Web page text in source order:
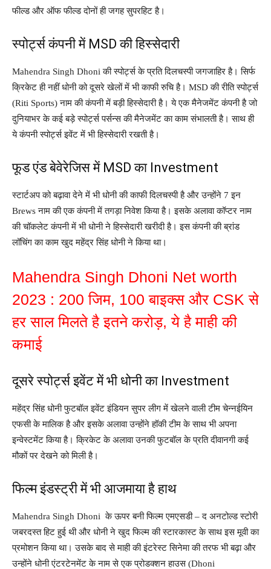
फील्ड और ऑफ फील्ड दोनों ही जगह सुपरहिट है।
स्पोर्ट्स कंपनी में MSD की हिस्सेदारी
Mahendra Singh Dhoni की स्पोर्ट्स के प्रति दिलचस्पी जगजाहिर है। सिर्फ
क्रिकेट ही नहीं धोनी को दूसरे खेलों में भी काफी रुचि है। MSD की रीति स्पोर्ट्स
(Riti Sports) नाम की कंपनी में बड़ी हिस्सेदारी है। ये एक मैनेजमेंट कंपनी है जो
दुनियाभर के कई बड़े स्पोर्ट्स पर्सन्स की मैनेजमेंट का काम संभालती है। साथ ही
ये कंपनी स्पोर्ट्स इवेंट में भी हिस्सेदारी रखती है।
फूड एंड बेवेरेजिस में MSD का Investment
स्टार्टअप को बढ़ावा देने में भी धोनी की काफी दिलचस्पी है और उन्होंने 7 इन
Brews नाम की एक कंपनी में तगड़ा निवेश किया है। इसके अलावा कॉप्टर नाम
की चॉकलेट कंपनी में भी धोनी ने हिस्सेदारी खरीदी है। इस कंपनी की ब्रांड
लॉचिंग का काम खुद महेंद्र सिंह धोनी ने किया था।
Mahendra Singh Dhoni Net worth
2023 : 200 जिम, 100 बाइक्स और CSK से
हर साल मिलते है इतने करोड़, ये है माही की
कमाई
दूसरे स्पोर्ट्स इवेंट में भी धोनी का Investment
महेंद्र सिंह धोनी फुटबॉल इवेंट इंडियन सुपर लीग में खेलने वाली टीम चेन्नईयिन
एफसी के मालिक है और इसके अलावा उन्होंने हॉकी टीम के साथ भी अपना
इन्वेस्टमेंट किया है। क्रिकेट के अलावा उनकी फुटबॉल के प्रति दीवानगी कई
मौकों पर देखने को मिली है।
फिल्म इंडस्ट्री में भी आजमाया है हाथ
Mahendra Singh Dhoni के ऊपर बनी फिल्म एमएसडी – द अनटोल्ड स्टोरी
जबरदस्त हिट हुई थी और धोनी ने खुद फिल्म की स्टारकास्ट के साथ इस मूवी का
प्रमोशन किया था। उसके बाद से माही की इंटरेस्ट सिनेमा की तरफ भी बढ़ा और
उन्होंने धोनी एंटरटेनमेंट के नाम से एक प्रोडक्शन हाउस (Dhoni